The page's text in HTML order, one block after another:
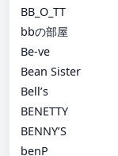
BB_O_TT
bbの部屋
Be-ve
Bean Sister
Bell’s
BENETTY
BENNY’S
benP